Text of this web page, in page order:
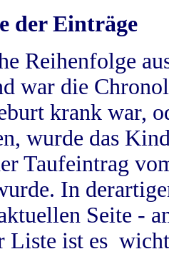
der Einträge
Reihenfolge
war die
krank war,
wurde das
Taufeintrag
In
Seite -
Liste ist es